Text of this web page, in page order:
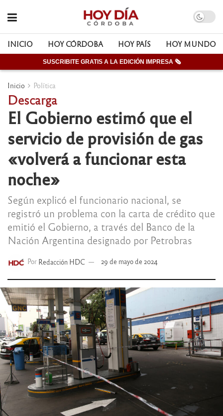
INICIO HOY CÓRDOBA HOY PAÍS HOY MUNDO
SUSCRIBITE GRATIS A LA EDICIÓN IMPRESA 🗞
Inicio Política
Descarga
El Gobierno estimó que el
servicio de provisión de gas
«volverá a funcionar esta
noche»
Según explicó el funcionario nacional, se
registró un problema con la carta de crédito que
emitió el Gobierno, a través del Banco de la
Nación Argentina designado por Petrobras
Por Redacción HDC 29 de mayo de 2024